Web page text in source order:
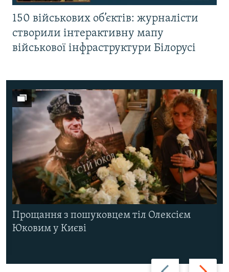
150 військових об’єктів: журналісти
створили інтерактивну мапу
військової інфраструктури Білорусі
Назад Вперед
Прощання з пошуковцем тіл Олексієм
Юковим у Києві